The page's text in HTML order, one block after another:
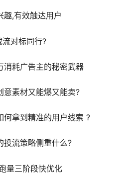
趣,有效触达用户
流对标同行?
消耗广告主的秘密武器
意素材又能爆又能卖?
何拿到精准的用户线索 ?
投流策略侧重什么?
量三阶段快优化